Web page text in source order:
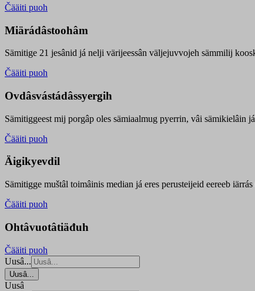
Čääiti puoh
Miärádâstoohâm
Sämitige 21 jesânid já nelji värijeessân väljejuvvojeh sämmilij
Čääiti puoh
Ovdâsvástádâssyergih
Sämitiggeest mij porgâp oles sämiaalmug pyerrin, vâi sämikielâin
Čääiti puoh
Äigikyevdil
Sämitigge muštâl toimâinis median já eres perusteijeid eereeb iärrás
Čääiti puoh
Ohtâvuotâtiäđuh
Čääiti puoh
Uusâ...
Uusâ...
Uusâ